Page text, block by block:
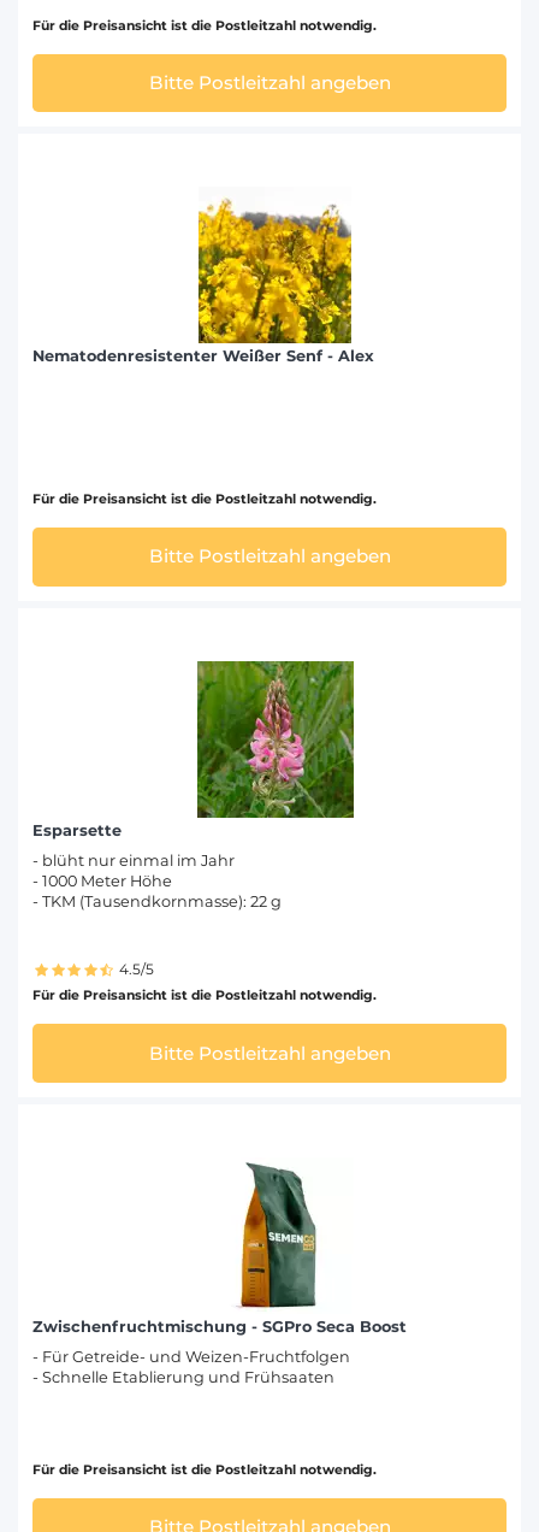
Für die Preisansicht ist die Postleitzahl notwendig.
Bitte Postleitzahl angeben
Nematodenresistenter Weißer Senf - Alex
Für die Preisansicht ist die Postleitzahl notwendig.
Bitte Postleitzahl angeben
Esparsette
- blüht nur einmal im Jahr
- 1000 Meter Höhe
- TKM (Tausendkornmasse): 22 g
4.5/5
Für die Preisansicht ist die Postleitzahl notwendig.
Bitte Postleitzahl angeben
Zwischenfruchtmischung - SGPro Seca Boost
- Für Getreide- und Weizen-Fruchtfolgen
- Schnelle Etablierung und Frühsaaten
Für die Preisansicht ist die Postleitzahl notwendig.
Bitte Postleitzahl angeben